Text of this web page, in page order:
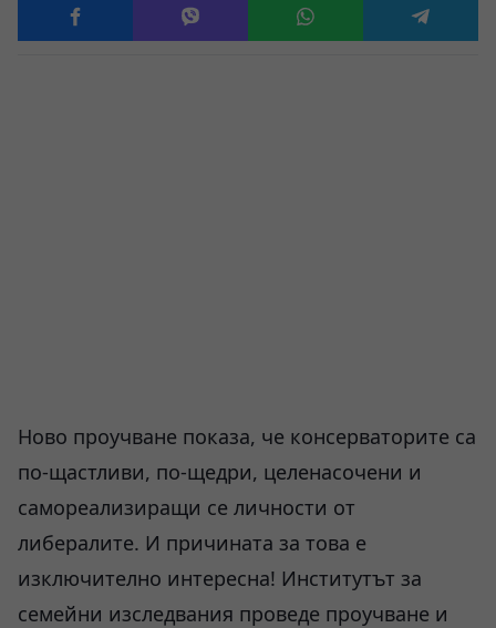
Ново проучване показа, че консерваторите са
по-щастливи, по-щедри, целенасочени и
самореализиращи се личности от
либералите. И причината за това е
изключително интересна! Институтът за
семейни изследвания проведе проучване и